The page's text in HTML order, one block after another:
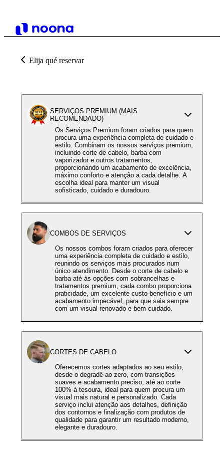
Elija qué reservar
SERVIÇOS PREMIUM (MAIS
RECOMENDADO)
Os Serviços Premium foram criados para quem
procura uma experiência completa de cuidado e
estilo. Combinam os nossos serviços premium,
incluindo corte de cabelo, barba com
vaporizador e outros tratamentos,
proporcionando um acabamento de excelência,
máximo conforto e atenção a cada detalhe. A
escolha ideal para manter um visual
sofisticado, cuidado e duradouro.
COMBOS DE SERVIÇOS
Os nossos combos foram criados para oferecer
uma experiência completa de cuidado e estilo,
reunindo os serviços mais procurados num
único atendimento. Desde o corte de cabelo e
barba até às opções com sobrancelhas e
tratamentos premium, cada combo proporciona
praticidade, um excelente custo-benefício e um
acabamento impecável, para que saia sempre
com um visual renovado e bem cuidado.
CORTES DE CABELO
Oferecemos cortes adaptados ao seu estilo,
desde o degradê ao zero, com transições
suaves e acabamento preciso, até ao corte
100% à tesoura, ideal para quem procura um
visual mais natural e personalizado. Cada
serviço inclui atenção aos detalhes, definição
dos contornos e finalização com produtos de
qualidade para garantir um resultado moderno,
elegante e duradouro.